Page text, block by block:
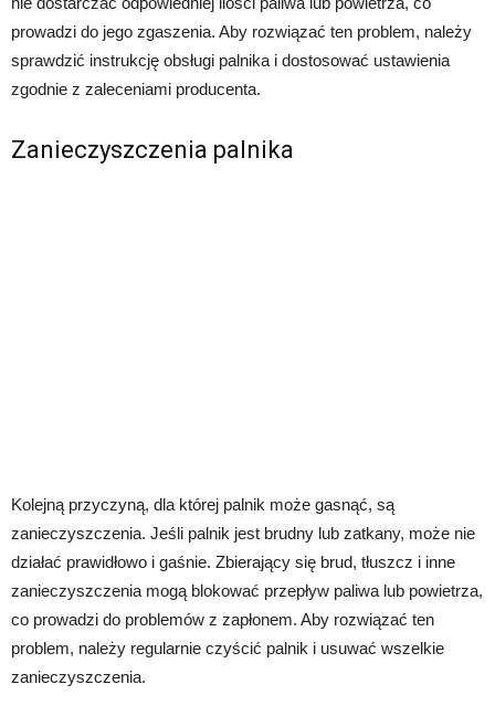
prowadzi do jego zgaszenia. Aby rozwiązać ten problem, należy
sprawdzić instrukcję obsługi palnika i dostosować ustawienia
zgodnie z zaleceniami producenta.
Zanieczyszczenia palnika
Kolejną przyczyną, dla której palnik może gasnąć, są
zanieczyszczenia. Jeśli palnik jest brudny lub zatkany, może nie
działać prawidłowo i gaśnie. Zbierający się brud, tłuszcz i inne
zanieczyszczenia mogą blokować przepływ paliwa lub powietrza,
co prowadzi do problemów z zapłonem. Aby rozwiązać ten
problem, należy regularnie czyścić palnik i usuwać wszelkie
zanieczyszczenia.